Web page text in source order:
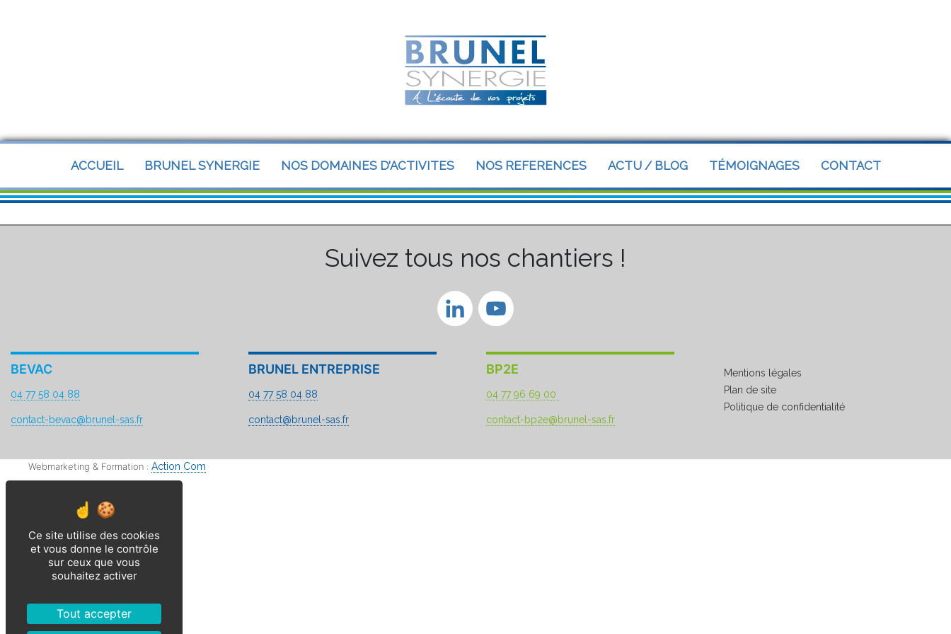
ACCUEIL BRUNEL SYNERGIE NOS DOMAINES D’ACTIVITES NOS REFERENCES ACTU / BLOG TÉMOIGNAGES CONTACT
Suivez tous nos chantiers !
LinkedIn
BEVAC
04 77 58 04 88
contact-bevac@brunel-sas.fr
BRUNEL ENTREPRISE
04 77 58 04 88
contact@brunel-sas.fr
BP2E
04 77 96 69 00
contact-bp2e@brunel-sas.fr
Mentions légales
Plan de site
Politique de confidentialité
Webmarketing & Formation : Action Com
Ce site utilise des cookies
et vous donne le contrôle
sur ceux que vous
souhaitez activer
Tout accepter